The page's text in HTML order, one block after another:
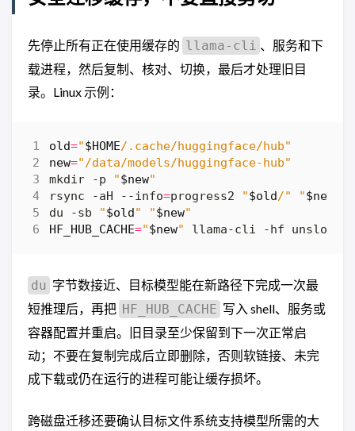
先停止所有正在使用缓存的 llama-cli 、服务和下
载进程，然后复制、核对、切换，最后才处理旧目
录。Linux 示例：
old="$HOME/.cache/huggingface/hub"
new="/data/models/huggingface-hub"
mkdir -p "$new"
rsync -aH --info=progress2 "$old/" "$new
du -sb "$old" "$new"
HF_HUB_CACHE="$new" llama-cli -hf unsloth/
du 字节数接近、目标模型能在新路径下完成一次最
短推理后，再把 HF_HUB_CACHE 写入 shell、服务或
容器配置并重启。旧目录至少保留到下一次正常启
动；不要在复制完成后立即删除，否则软链接、未完
成下载或仍在运行的进程可能让缓存损坏。
跨磁盘迁移还要确认目标文件系统支持模型所需的大